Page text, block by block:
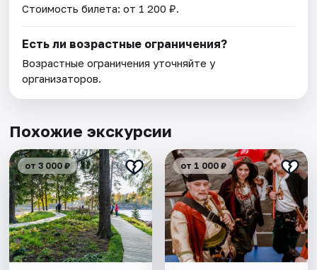
Стоимость билета: от 1 200 ₽.
Есть ли возрастные ограничения?
Возрастные ограничения уточняйте у
организаторов.
Похожие экскурсии
от 3 000 ₽ от 1 000 ₽